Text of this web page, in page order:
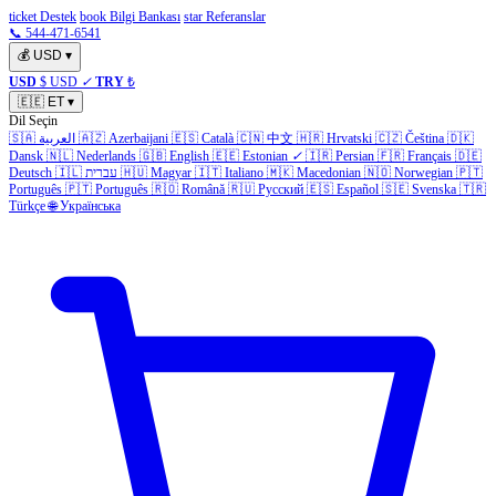
ticket Destek book Bilgi Bankası star Referanslar
📞 544-471-6541
💰 USD ▾
USD $ USD ✓ TRY ₺
🇪🇪 ET ▾
Dil Seçin
🇸🇦 العربية 🇦🇿 Azerbaijani 🇪🇸 Català 🇨🇳 中文 🇭🇷 Hrvatski 🇨🇿 Čeština 🇩🇰
Dansk 🇳🇱 Nederlands 🇬🇧 English 🇪🇪 Estonian ✓ 🇮🇷 Persian 🇫🇷 Français 🇩🇪
Deutsch 🇮🇱 עברית 🇭🇺 Magyar 🇮🇹 Italiano 🇲🇰 Macedonian 🇳🇴 Norwegian 🇵🇹
Português 🇵🇹 Português 🇷🇴 Română 🇷🇺 Русский 🇪🇸 Español 🇸🇪 Svenska 🇹🇷
Türkçe 🌐 Українська